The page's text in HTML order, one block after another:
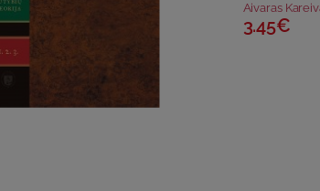
Aivaras
3.45€